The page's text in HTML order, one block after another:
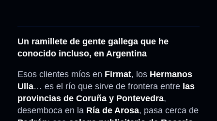
Un ramillete de gente gallega que he
conocido incluso, en Argentina
Esos clientes míos en Firmat, los Hermanos
Ulla… es el río que sirve de frontera entre las
provincias de Coruña y Pontevedra,
desemboca en la Ría de Arosa, pasa cerca de